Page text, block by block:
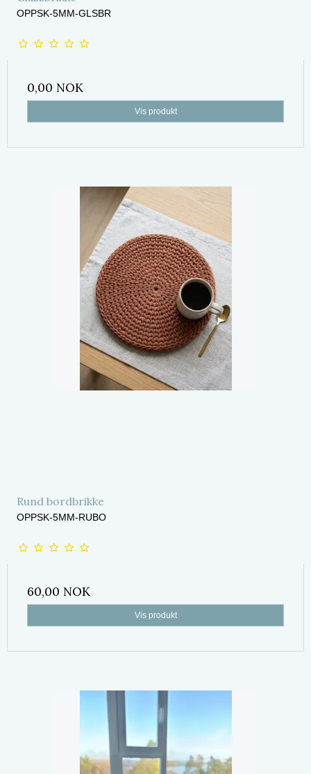
OPPSK-5MM-GLSBR
0,00 NOK
Vis produkt
Rund bordbrikke
OPPSK-5MM-RUBO
60,00 NOK
Vis produkt